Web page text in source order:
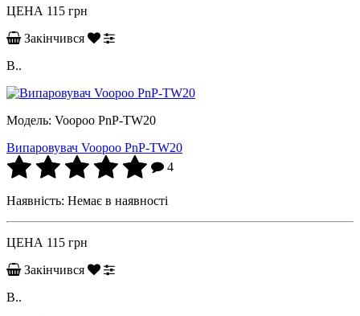
ЦЕНА 115 грн
Закінчився
В..
Модель: Voopoo PnP-TW20
Випаровувач Voopoo PnP-TW20
4
Наявність: Немає в наявності
ЦЕНА 115 грн
Закінчився
В..